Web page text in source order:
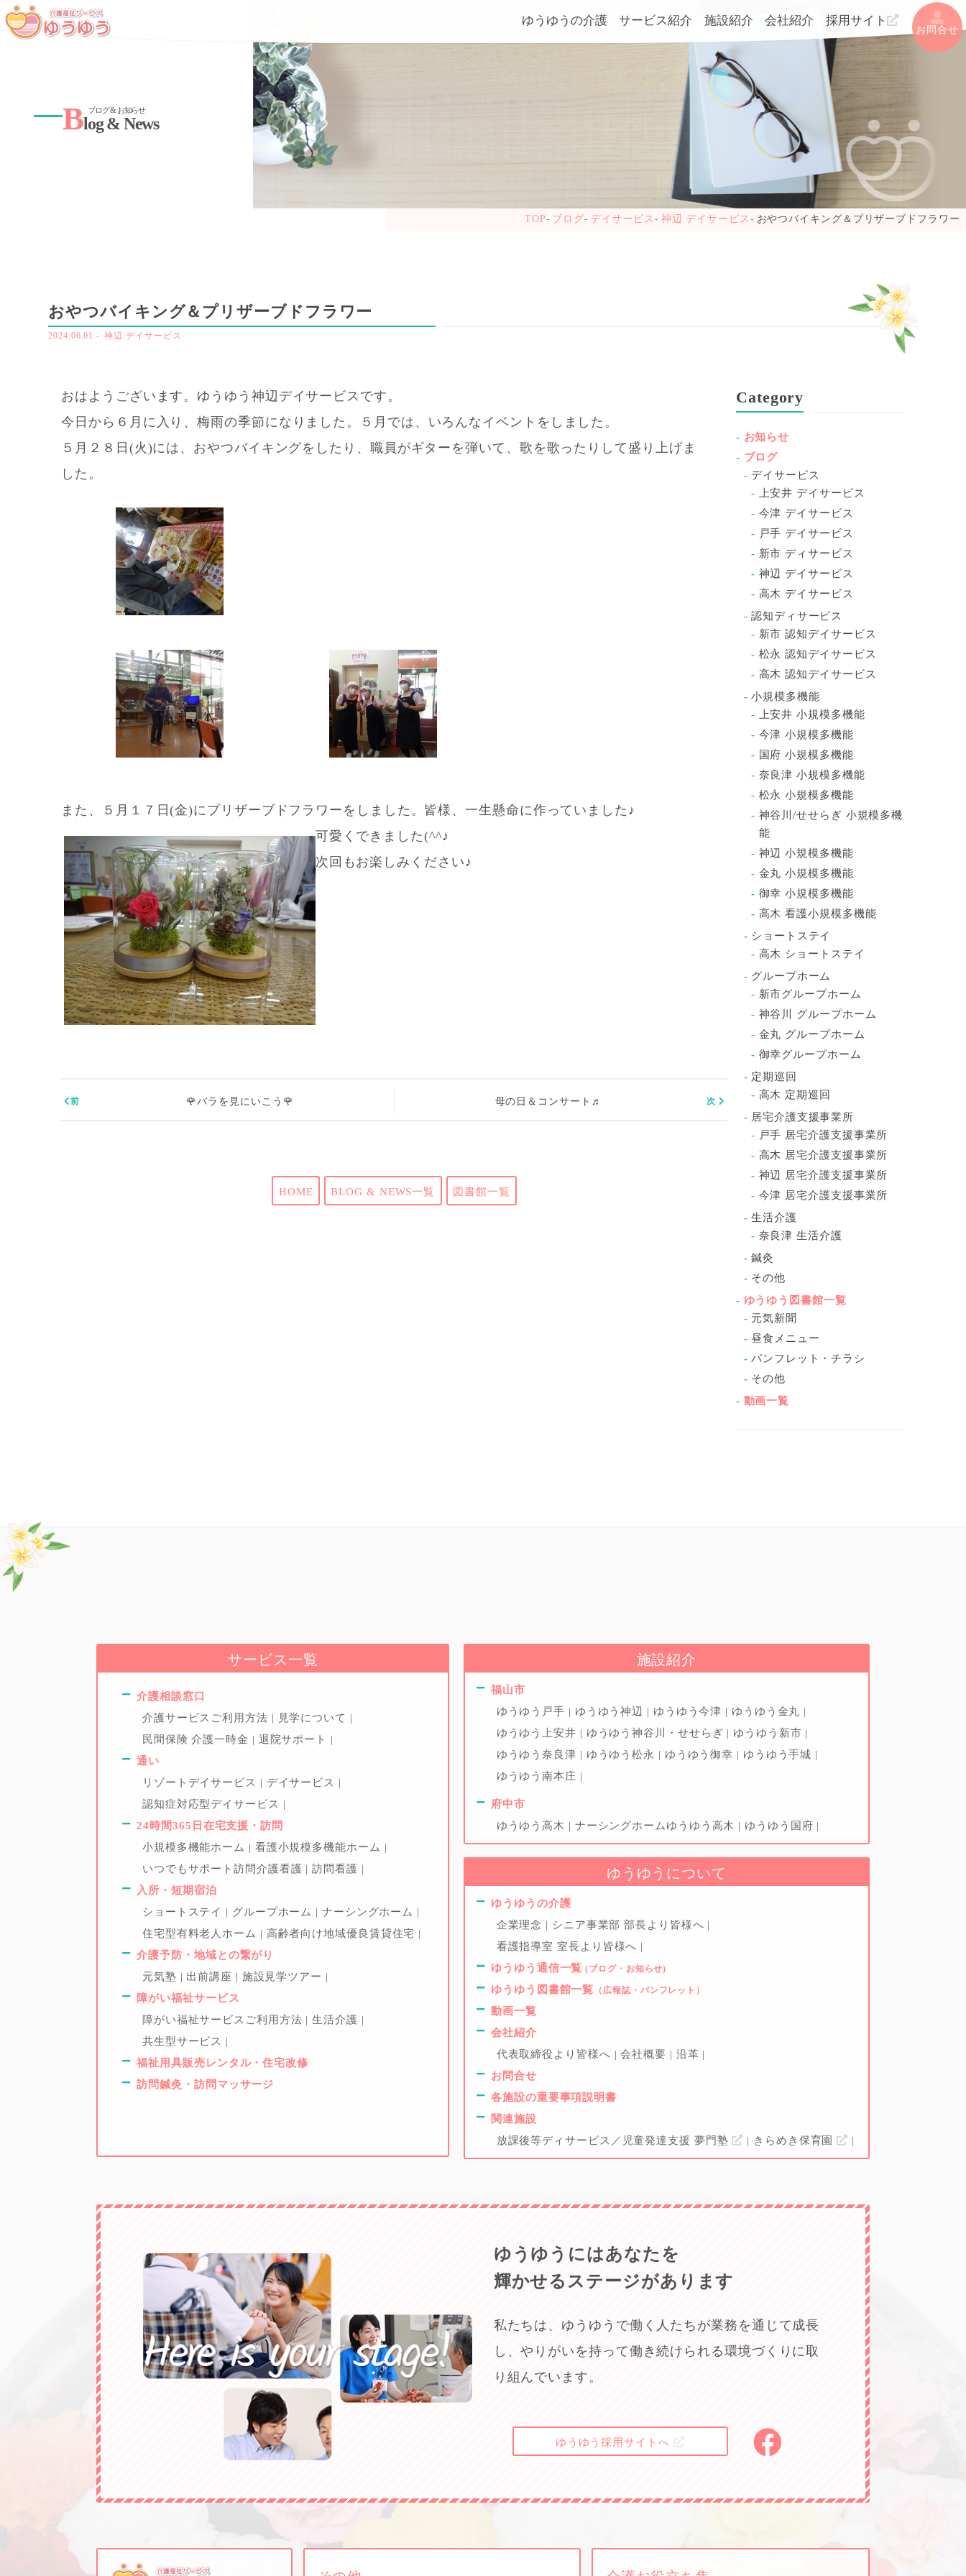
ゆうゆうの介護 サービス紹介 施設紹介 会社紹介 採用サイト
お問合せ
ブログ & お知らせ
Blog & News
TOP ブログ デイサービス 神辺 デイサービス おやつバイキング＆プリザーブドフラワー
おやつバイキング＆プリザーブドフラワー
2024.06.01- 神辺 デイサービス
おはようございます。ゆうゆう神辺デイサービスです。
今日から６月に入り、梅雨の季節になりました。５月では、いろんなイベントをしました。
５月２８日(火)には、おやつバイキングをしたり、職員がギターを弾いて、歌を歌ったりして盛り上げま
した。
また、５月１７日(金)にプリザーブドフラワーをしました。皆様、一生懸命に作っていました♪
可愛くできました(^^♪
次回もお楽しみください♪
🌹バラを見にいこう🌹 母の日＆コンサート♬
HOME BLOG & NEWS一覧 図書館一覧
Category
お知らせ
ブログ
デイサービス
上安井 デイサービス
今津 デイサービス
戸手 デイサービス
新市 ディサービス
神辺 デイサービス
高木 デイサービス
認知ディサービス
新市 認知デイサービス
松永 認知デイサービス
高木 認知デイサービス
小規模多機能
上安井 小規模多機能
今津 小規模多機能
国府 小規模多機能
奈良津 小規模多機能
松永 小規模多機能
神谷川/せせらぎ 小規模多機
能
神辺 小規模多機能
金丸 小規模多機能
御幸 小規模多機能
高木 看護小規模多機能
ショートステイ
高木 ショートステイ
グループホーム
新市グループホーム
神谷川 グループホーム
金丸 グループホーム
御幸グループホーム
定期巡回
高木 定期巡回
居宅介護支援事業所
戸手 居宅介護支援事業所
高木 居宅介護支援事業所
神辺 居宅介護支援事業所
今津 居宅介護支援事業所
生活介護
奈良津 生活介護
鍼灸
その他
ゆうゆう図書館一覧
元気新聞
昼食メニュー
パンフレット・チラシ
その他
動画一覧
サービス一覧
介護相談窓口
介護サービスご利用方法
見学について
民間保険 介護一時金
退院サポート
通い
リゾートデイサービス
デイサービス
認知症対応型デイサービス
24時間365日在宅支援・訪問
小規模多機能ホーム
看護小規模多機能ホーム
いつでもサポート訪問介護看護
訪問看護
入所・短期宿泊
ショートステイ
グループホーム
ナーシングホーム
住宅型有料老人ホーム
高齢者向け地域優良賃貸住宅
介護予防・地域との繋がり
元気塾
出前講座
施設見学ツアー
障がい福祉サービス
障がい福祉サービスご利用方法
生活介護
共生型サービス
福祉用具販売レンタル・住宅改修
訪問鍼灸・訪問マッサージ
施設紹介
福山市
ゆうゆう戸手
ゆうゆう神辺 ゆうゆう今津
ゆうゆう金丸
ゆうゆう上安井
ゆうゆう神谷川・せせらぎ
ゆうゆう新市
ゆうゆう奈良津
ゆうゆう松永 ゆうゆう御幸
ゆうゆう手城
ゆうゆう南本庄
府中市
ゆうゆう高木
ナーシングホームゆうゆう高木 ゆうゆう国府
ゆうゆうについて
ゆうゆうの介護
企業理念
シニア事業部 部長より皆様へ
看護指導室 室長より皆様へ
ゆうゆう通信一覧 (ブログ・お知らせ)
ゆうゆう図書館一覧 （広報誌・パンフレット）
動画一覧
会社紹介
代表取締役より皆様へ
会社概要
沿革
お問合せ
各施設の重要事項説明書
関連施設
放課後等ディサービス／児童発達支援 夢門塾
きらめき保育園
ゆうゆうにはあなたを
輝かせるステージがあります
私たちは、ゆうゆうで働く人たちが業務を通じて成長
し、やりがいを持って働き続けられる環境づくりに取
り組んでいます。
ゆうゆう採用サイトへ